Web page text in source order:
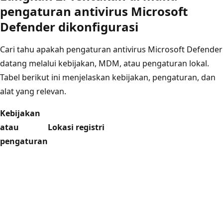
pengaturan antivirus Microsoft
Defender dikonfigurasi
Cari tahu apakah pengaturan antivirus Microsoft Defender
datang melalui kebijakan, MDM, atau pengaturan lokal.
Tabel berikut ini menjelaskan kebijakan, pengaturan, dan
alat yang relevan.
Kebijakan
atau
pengaturan
Lokasi registri